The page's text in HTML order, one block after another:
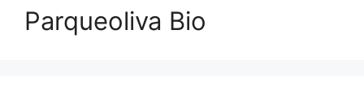
Parqueoliva Bio